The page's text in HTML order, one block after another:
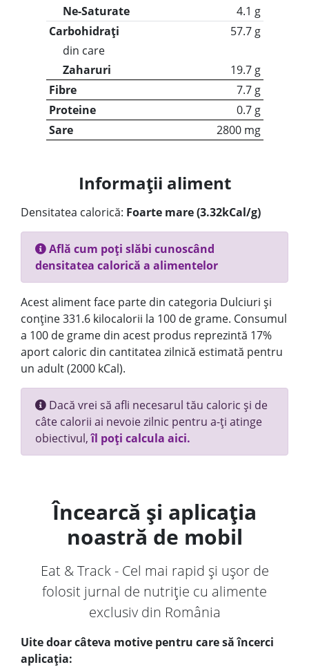
Ne-Saturate
4.1 g
Carbohidrați
57.7 g
din care
Zaharuri
19.7 g
Fibre
7.7 g
Proteine
0.7 g
Sare
2800 mg
Informații aliment
Densitatea calorică: Foarte mare (3.32kCal/g)
Află cum poți slăbi cunoscând
densitatea calorică a alimentelor
Acest aliment face parte din categoria Dulciuri și
conține 331.6 kilocalorii la 100 de grame. Consumul
a 100 de grame din acest produs reprezintă 17%
aport caloric din cantitatea zilnică estimată pentru
un adult (2000 kCal).
Dacă vrei să afli necesarul tău caloric și de
câte calorii ai nevoie zilnic pentru a-ți atinge
obiectivul,îl poți calcula aici.
Încearcă și aplicația
noastră de mobil
Eat & Track - Cel mai rapid și ușor de
folosit jurnal de nutriție cu alimente
exclusiv din România
Uite doar câteva motive pentru care să încerci
aplicația: